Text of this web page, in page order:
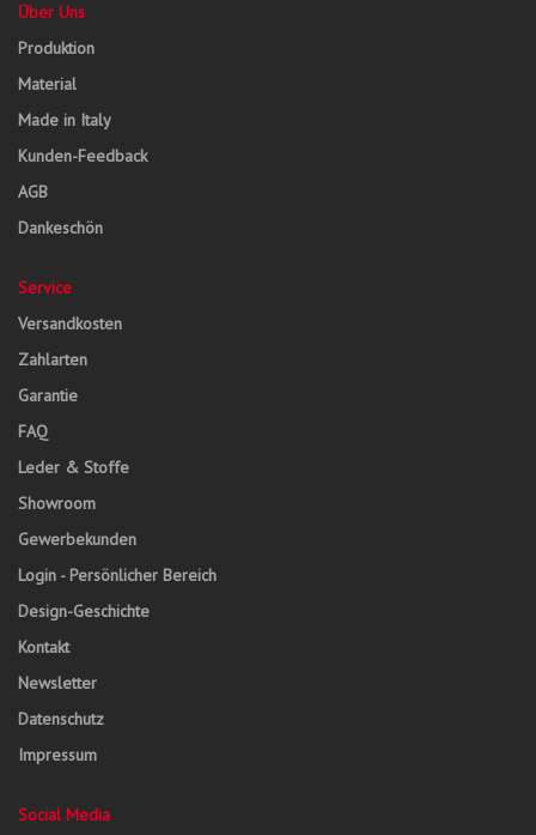
Über Uns
Produktion
Material
Made in Italy
Kunden-Feedback
AGB
Dankeschön
Service
Versandkosten
Zahlarten
Garantie
FAQ
Leder & Stoffe
Showroom
Gewerbekunden
Login - Persönlicher Bereich
Design-Geschichte
Kontakt
Newsletter
Datenschutz
Impressum
Social Media